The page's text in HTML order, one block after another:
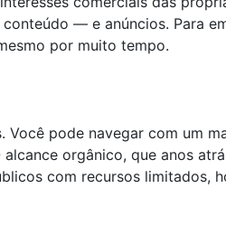
— e anúncios. Para
por muito tempo.
pode navegar com um
orgânico, que anos
com recursos limitados,